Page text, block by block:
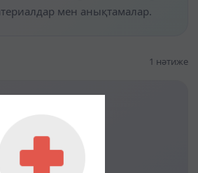
мен анықтамалар.
1 нәтиже